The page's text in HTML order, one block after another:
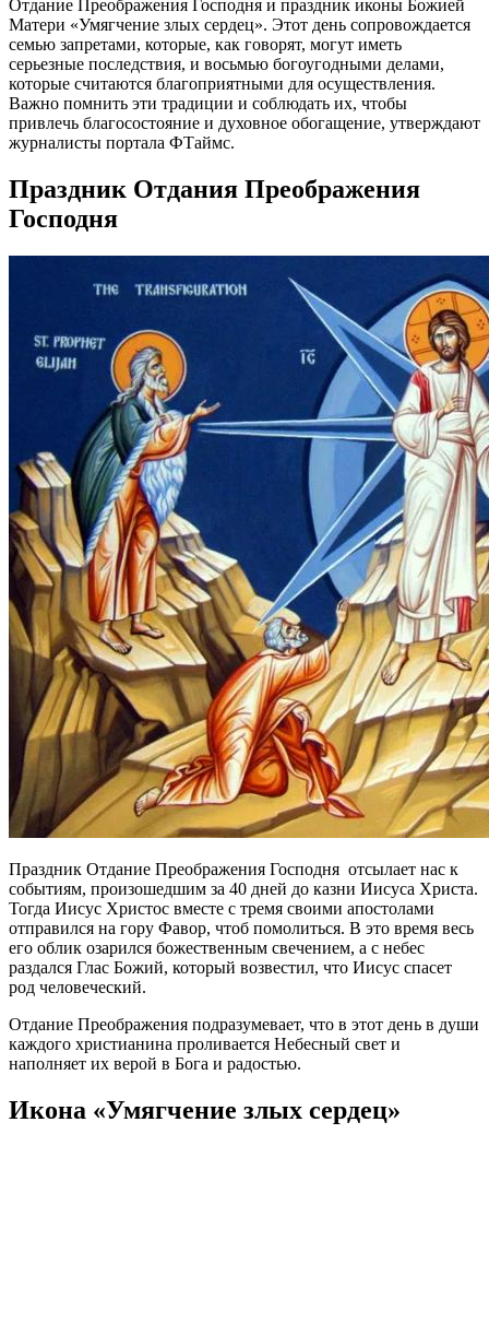
Отдание Преображения Господня и праздник иконы Божией
Матери «Умягчение злых сердец». Этот день сопровождается
семью запретами, которые, как говорят, могут иметь
серьезные последствия, и восьмью богоугодными делами,
которые считаются благоприятными для осуществления.
Важно помнить эти традиции и соблюдать их, чтобы
привлечь благосостояние и духовное обогащение, утверждают
журналисты портала ФТаймс.
Праздник Отдания Преображения
Господня
Праздник Отдание Преображения Господня отсылает нас к
событиям, произошедшим за 40 дней до казни Иисуса Христа.
Тогда Иисус Христос вместе с тремя своими апостолами
отправился на гору Фавор, чтоб помолиться. В это время весь
его облик озарился божественным свечением, а с небес
раздался Глас Божий, который возвестил, что Иисус спасет
род человеческий.
Отдание Преображения подразумевает, что в этот день в души
каждого христианина проливается Небесный свет и
наполняет их верой в Бога и радостью.
Икона «Умягчение злых сердец»